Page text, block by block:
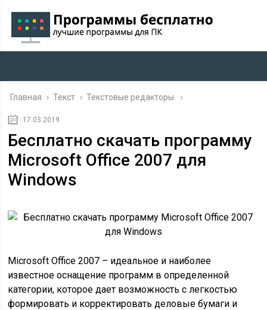
Главная › Текст › Текстовые редакторы
17.03.2019
Бесплатно скачать программу
Microsoft Office 2007 для
Windows
Microsoft Office 2007 – идеальное и наиболее
известное оснащение программ в определенной
категории, которое дает возможность с легкостью
формировать и корректировать деловые бумаги и